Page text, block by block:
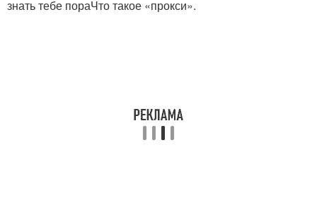
знать тебе пораЧто такое «прокси».